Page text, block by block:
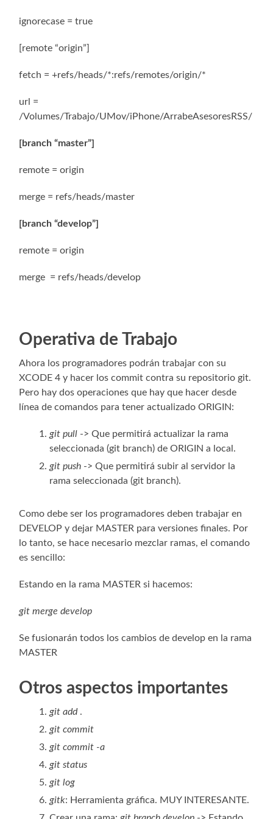
ignorecase = true
[remote “origin”]
fetch = +refs/heads/*:refs/remotes/origin/*
url =
/Volumes/Trabajo/UMov/iPhone/ArrabeAsesoresRSS/
[branch “master”]
remote = origin
merge = refs/heads/master
[branch “develop”]
remote = origin
merge = refs/heads/develop
Operativa de Trabajo
Ahora los programadores podrán trabajar con su
XCODE 4 y hacer los commit contra su repositorio git.
Pero hay dos operaciones que hay que hacer desde
línea de comandos para tener actualizado ORIGIN:
git pull -> Que permitirá actualizar la rama
seleccionada (git branch) de ORIGIN a local.
git push -> Que permitirá subir al servidor la
rama seleccionada (git branch).
Como debe ser los programadores deben trabajar en
DEVELOP y dejar MASTER para versiones finales. Por
lo tanto, se hace necesario mezclar ramas, el comando
es sencillo:
Estando en la rama MASTER si hacemos:
git merge develop
Se fusionarán todos los cambios de develop en la rama
MASTER
Otros aspectos importantes
git add .
git commit
git commit -a
git status
git log
gitk: Herramienta gráfica. MUY INTERESANTE.